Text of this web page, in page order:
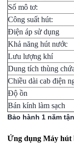
Số mô tơ:
Công suất hút:
Điện áp sử dụng
Khả năng hút nước
Lưu lượng khí
Dung tích thùng
Chiều dài cab điện
Độ ồn
Bán kính làm sạch
Bảo hành 1 năm
Ứng dụng Máy hút